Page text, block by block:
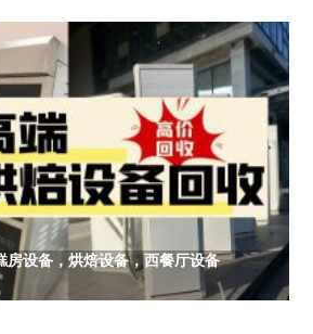
房设备，烘焙设备，西餐厅设备